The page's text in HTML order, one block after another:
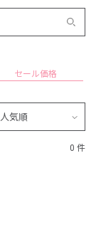
セール価格
人気順
0 件